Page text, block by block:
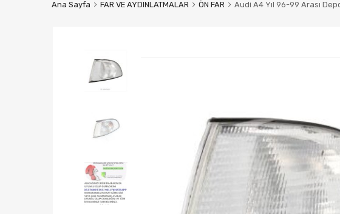
Ana Sayfa FAR VE AYDINLATMALAR ÖN FAR Audi A4 Yıl 96-99 Arası